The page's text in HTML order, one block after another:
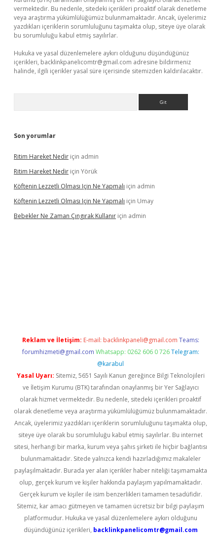
vermektedir. Bu nedenle, sitedeki içerikleri proaktif olarak denetleme
veya araştırma yükümlülüğümüz bulunmamaktadır. Ancak, üyelerimiz
yazdıkları içeriklerin sorumluluğunu taşımakta olup, siteye üye olarak
bu sorumluluğu kabul etmiş sayılırlar.
Hukuka ve yasal düzenlemelere aykırı olduğunu düşündüğünüz
içerikleri, backlinkpanelicomtr@gmail.com adresine bildirmeniz
halinde, ilgili içerikler yasal süre içerisinde sitemizden kaldırılacaktır.
Son yorumlar
Ritim Hareket Nedir için admin
Ritim Hareket Nedir için Yörük
Köftenin Lezzetli Olması Için Ne Yapmalı için admin
Köftenin Lezzetli Olması Için Ne Yapmalı için Umay
Bebekler Ne Zaman Çıngırak Kullanır için admin
Reklam ve İletişim: E-mail: backlinkpaneli@gmail.com Teams:
forumhizmeti@gmail.com Whatsapp: 0262 606 0 726 Telegram:
@karabul
Yasal Uyarı: Sitemiz, 5651 Sayılı Kanun gereğince Bilgi Teknolojileri
ve İletişim Kurumu (BTK) tarafından onaylanmış bir Yer Sağlayıcı
olarak hizmet vermektedir. Bu nedenle, sitedeki içerikleri proaktif
olarak denetleme veya araştırma yükümlülüğümüz bulunmamaktadır.
Ancak, üyelerimiz yazdıkları içeriklerin sorumluluğunu taşımakta olup,
siteye üye olarak bu sorumluluğu kabul etmiş sayılırlar. Bu internet
sitesi, herhangi bir marka, kurum veya şahıs şirketi ile hiçbir bağlantısı
bulunmamaktadır. Sitede yalnızca kendi hazırladığımız makaleler
paylaşılmaktadır. Burada yer alan içerikler haber niteliği taşımamakta
olup, gerçek kurum ve kişiler hakkında paylaşım yapılmamaktadır.
Gerçek kurum ve kişiler ile isim benzerlikleri tamamen tesadüfidir.
Sitemiz, kar amacı gütmeyen ve tamamen ücretsiz bir bilgi paylaşım
platformudur. Hukuka ve yasal düzenlemelere aykırı olduğunu
düşündüğünüz içerikleri, backlinkpanelicomtr@gmail.com